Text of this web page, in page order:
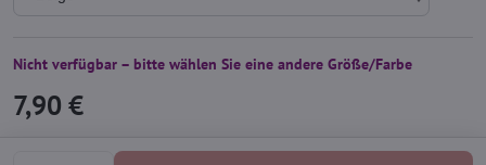
Nicht verfügbar – bitte wählen Sie eine andere Größe/Farbe
7,90 €